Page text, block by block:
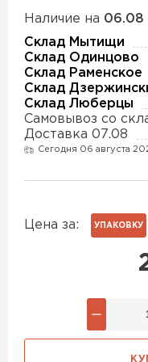
Наличие на 06.08
Склад Мытищи
Склад Одинцово
Склад Раменское
Склад
Склад Люберцы
Самовывоз со
Доставка 07.08
Сегодня 06 августа
Цена за: УПАКОВКУ
Утеплитель
Утеплитель
Утеплитель